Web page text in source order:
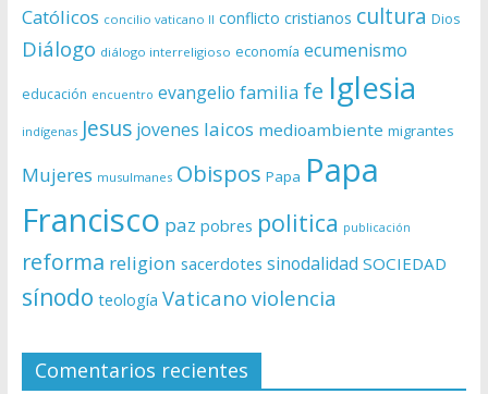
Católicos concilio vaticano II conflicto cristianos cultura Dios
Diálogo diálogo interreligioso economía ecumenismo
educación encuentro evangelio familia fe Iglesia
indígenas Jesus jovenes laicos medioambiente migrantes
Mujeres musulmanes Obispos Papa Papa
Francisco paz pobres politica publicación
reforma religion sacerdotes sinodalidad SOCIEDAD
sínodo teología Vaticano violencia
Comentarios recientes